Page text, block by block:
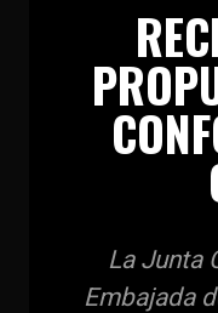
La Junta
Embajada